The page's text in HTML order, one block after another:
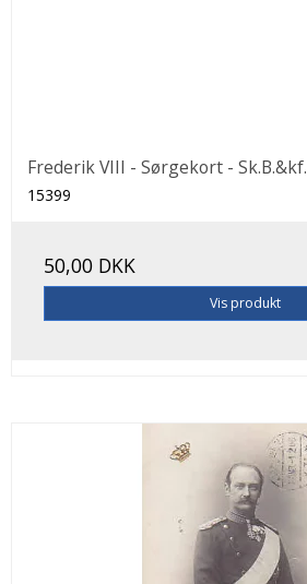
Frederik VIII - Sørgekort - Sk.B.&kf.
15399
50,00 DKK
Vis produkt